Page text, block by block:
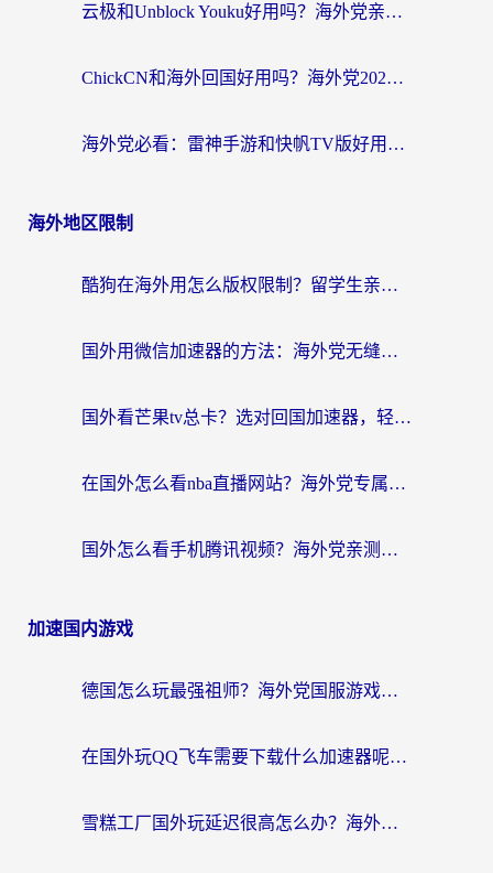
云极和Unblock Youku好用吗？海外党亲测+2026回国加速器避坑指南
ChickCN和海外回国好用吗？海外党2026亲测：从手游到影音，选对加速器的3个关键
海外党必看：雷神手游和快帆TV版好用吗？3步选对回国加速器不踩坑
海外地区限制
酷狗在海外用怎么版权限制？留学生亲测：3步解决听国内音乐难题
国外用微信加速器的方法：海外党无缝连接国内生活的实用指南
国外看芒果tv总卡？选对回国加速器，轻松追《浪姐》不费劲
在国外怎么看nba直播网站？海外党专属体育观赛指南，告别地区限制！
国外怎么看手机腾讯视频？海外党亲测有效的追剧加速器选择指南
加速国内游戏
德国怎么玩最强祖师？海外党国服游戏加速器选择全攻略（附宝可梦Online实测）
在国外玩QQ飞车需要下载什么加速器呢？海外党亲测有效的国服游戏加速指南
雪糕工厂国外玩延迟很高怎么办？海外玩家国服游戏加速终极攻略（附实测推荐）